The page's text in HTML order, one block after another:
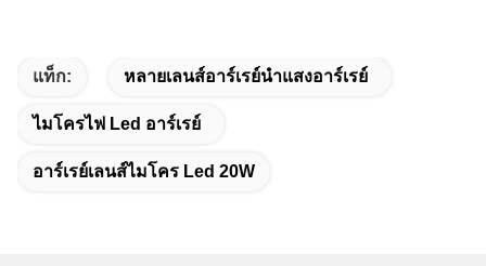
แท็ก: หลายเลนส์อาร์เรย์นำแสงอาร์เรย์
ไมโครไฟ Led อาร์เรย์
อาร์เรย์เลนส์ไมโคร Led 20W